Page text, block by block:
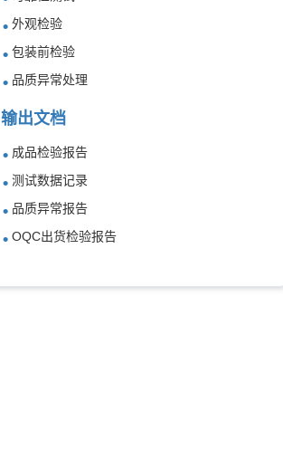
外观检验
包装前检验
品质异常处理
输出文档
成品检验报告
测试数据记录
品质异常报告
OQC出货检验报告